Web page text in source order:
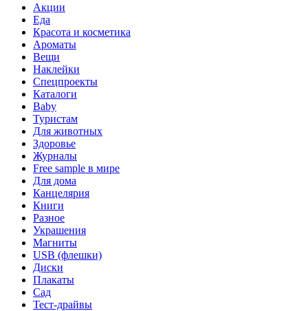
Акции
Еда
Красота и косметика
Ароматы
Вещи
Наклейки
Спецпроекты
Каталоги
Baby
Туристам
Для животных
Здоровье
Журналы
Free sample в мире
Для дома
Канцелярия
Книги
Разное
Украшения
Магниты
USB (флешки)
Диски
Плакаты
Сад
Тест-драйвы